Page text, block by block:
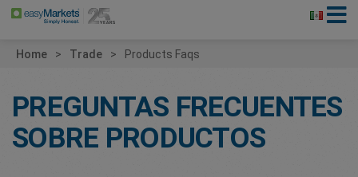
Home Trade Products Faqs
PREGUNTAS FRECUENTES
SOBRE PRODUCTOS